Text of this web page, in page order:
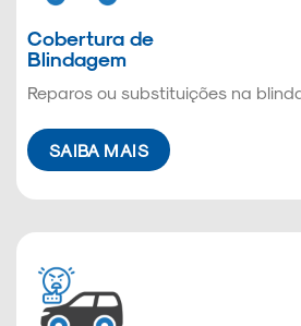
Cobertura de
Blindagem
Reparos ou substituições na
SAIBA MAIS